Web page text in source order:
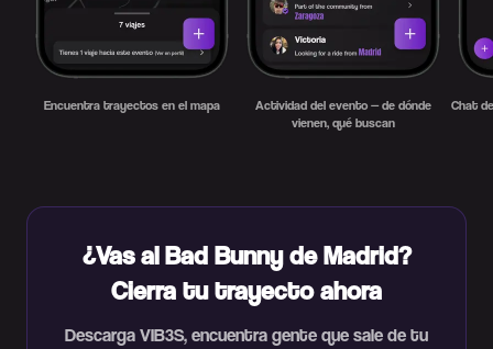
Encuentra trayectos en el mapa
Actividad del evento — de dónde
vienen, qué buscan
Chat
¿Vas al Bad Bunny de Madrid?
Cierra tu trayecto ahora
Descarga VIB3S, encuentra gente que sale de tu